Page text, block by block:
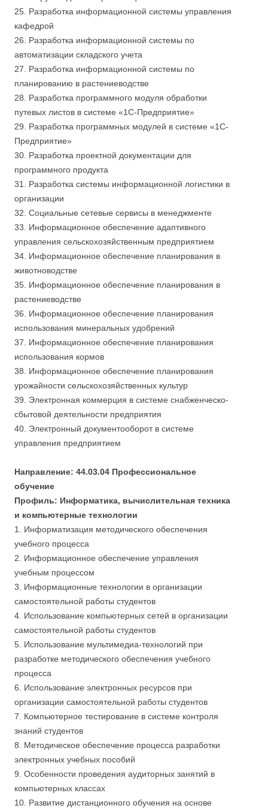
25. Разработка информационной системы управления
кафедрой
26. Разработка информационной системы по
автоматизации складского учета
27. Разработка информационной системы по
планированию в растениеводстве
28. Разработка программного модуля обработки
путевых листов в системе «1С-Предприятие»
29. Разработка программных модулей в системе «1С-
Предприятие»
30. Разработка проектной документации для
программного продукта
31. Разработка системы информационной логистики в
организации
32. Социальные сетевые сервисы в менеджменте
33. Информационное обеспечение адаптивного
управления сельскохозяйственным предприятием
34. Информационное обеспечение планирования в
животноводстве
35. Информационное обеспечение планирования в
растениеводстве
36. Информационное обеспечение планирования
использования минеральных удобрений
37. Информационное обеспечение планирования
использования кормов
38. Информационное обеспечение планирования
урожайности сельскохозяйственных культур
39. Электронная коммерция в системе снабженческо-
сбытовой деятельности предприятия
40. Электронный документооборот в системе
управления предприятием
Направление: 44.03.04 Профессиональное
обучение
Профиль: Информатика, вычислительная техника
и компьютерные технологии
1. Информатизация методического обеспечения
учебного процесса
2. Информационное обеспечение управления
учебным процессом
3. Информационные технологии в организации
самостоятельной работы студентов
4. Использование компьютерных сетей в организации
самостоятельной работы студентов
5. Использование мультимедиа-технологий при
разработке методического обеспечения учебного
процесса
6. Использование электронных ресурсов при
организации самостоятельной работы студентов
7. Компьютерное тестирование в системе контроля
знаний студентов
8. Методическое обеспечение процесса разработки
электронных учебных пособий
9. Особенности проведения аудиторных занятий в
компьютерных классах
10. Развитие дистанционного обучения на основе